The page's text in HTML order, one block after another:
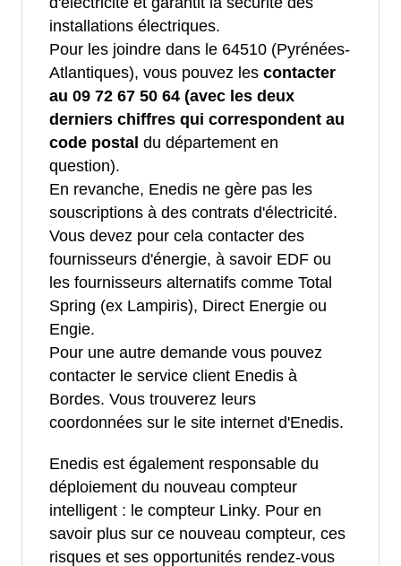
installations électriques.
Pour les joindre dans le 64510 (Pyrénées-
Atlantiques), vous pouvez les contacter
au 09 72 67 50 64 (avec les deux
derniers chiffres qui correspondent au
code postal du département en
question).
En revanche, Enedis ne gère pas les
souscriptions à des contrats d'électricité.
Vous devez pour cela contacter des
fournisseurs d'énergie, à savoir EDF ou
les fournisseurs alternatifs comme Total
Spring (ex Lampiris), Direct Energie ou
Engie.
Pour une autre demande vous pouvez
contacter le service client Enedis à
Bordes. Vous trouverez leurs
coordonnées sur le site internet d'Enedis.
Enedis est également responsable du
déploiement du nouveau compteur
intelligent : le compteur Linky. Pour en
savoir plus sur ce nouveau compteur, ces
risques et ses opportunités rendez-vous